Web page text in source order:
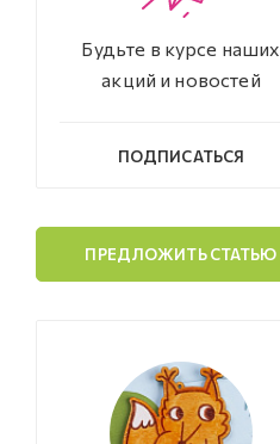
Будьте в курсе наших
акций и новостей
ПОДПИСАТЬСЯ
ПРЕДЛОЖИТЬ СТАТЬЮ